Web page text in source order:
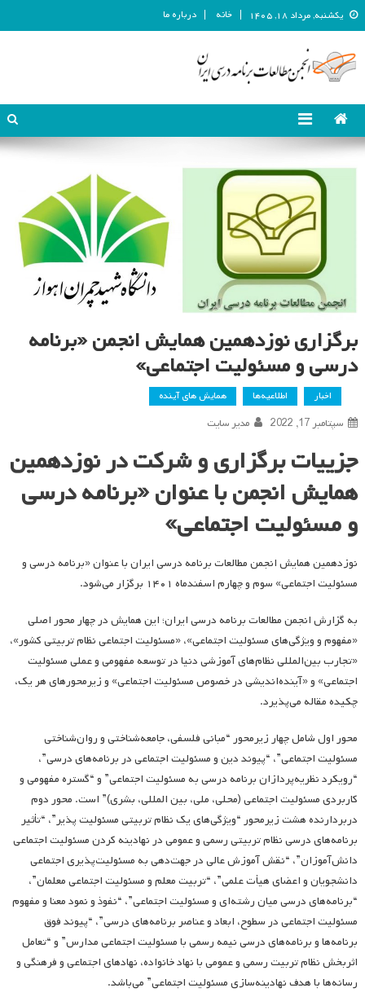
یکشنبه, مرداد ۱۸, ۱۴۰۵ خانه درباره ما
انجمن مطالعات برنامه درسی ایران
برگزاری نوزدهمین همایش انجمن «برنامه
درسی و مسئولیت اجتماعی»
اخبار اطلاعیه‌ها همایش های آینده
سپتامبر 17, 2022 مدیر سایت
جزییات برگزاری و شرکت در نوزدهمین
همایش انجمن با عنوان «برنامه درسی
و مسئولیت اجتماعی»
نوزدهمین همایش انجمن مطالعات برنامه درسی ایران با عنوان «برنامه درسی و
مسئولیت اجتماعی» سوم و چهارم اسفندماه ۱۴۰۱ برگزار می‌شود.
به گزارش انجمن مطالعات برنامه درسی ایران؛ این همایش در چهار محور اصلی
«مفهوم و ویژگی‌های مسئولیت اجتماعی»، «مسئولیت اجتماعی نظام تربیتی کشور»،
«تجارب بین‌المللی نظام‌های آموزشی دنیا در توسعه مفهومی و عملی مسئولیت
اجتماعی» و «آینده‌اندیشی در خصوص مسئولیت اجتماعی» و زیرمحورهای هر یک،
چکیده مقاله می‌پذیرد.
محور اول شامل چهار زیرمحور “مبانی فلسفی، جامعه‌شناختی و روان‌شناختی
مسئولیت اجتماعی”، “پیوند دین و مسئولیت اجتماعی در برنامه‌های درسی”،
“رویکرد نظریه‌پردازان برنامه درسی به مسئولیت اجتماعی” و “گستره مفهومی و
کاربردی مسئولیت اجتماعی (محلی، ملی، بین المللی، بشری)” است. محور دوم
دربردارنده هشت زیرمحور “ویژگی‌های یک نظام تربیتی مسئولیت پذیر”، “تأثیر
برنامه‌های درسی نظام تربیتی رسمی و عمومی در نهادینه کردن مسئولیت اجتماعی
دانش‌آموزان”، “نقش آموزش عالی در جهت‌دهی به مسئولیت‌پذیری اجتماعی
دانشجویان و اعضای هیأت علمی”، “تربیت معلم و مسئولیت اجتماعی معلمان”،
“برنامه‌های درسی میان رشته‌ای و مسئولیت اجتماعی”، “نفوذ و نمود معنا و مفهوم
مسئولیت اجتماعی در سطوح، ابعاد و عناصر برنامه‌های درسی”، “پیوند فوق
برنامه‌ها و برنامه‌های درسی نیمه رسمی با مسئولیت اجتماعی مدارس” و “تعامل
اثربخش نظام تربیت رسمی و عمومی با نهاد خانواده، نهادهای اجتماعی و فرهنگی و
رسانه‌ها با هدف نهادینه‌سازی مسئولیت اجتماعی” می‌باشد.